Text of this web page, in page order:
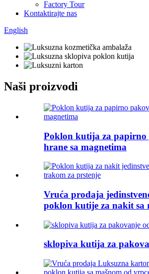
Factory Tour
Kontaktirajte nas
English
Naši proizvodi
Poklon kutija za papirno
hrane sa magnetima
Vruća prodaja
poklon kutije za nakit sa
sklopiva kutija za